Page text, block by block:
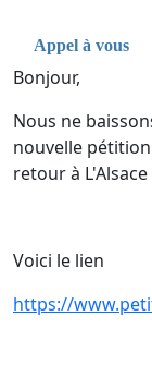
Appel à vous
Bonjour,
Nous ne
nouvelle
retour à
Voici le lien
https://